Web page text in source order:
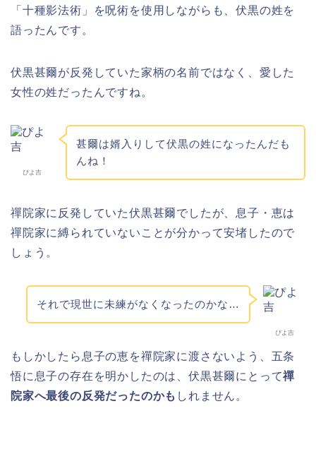
「十種影法術」を呪術を使用しながらも、伏黒の姓を
語ったんです。
伏黒甚爾が反発していた家柄の名前ではなく、愛した
女性の姓だったんですね。
ぴよ吉
甚爾は婿入りして伏黒の姓になったんだも
んね！
禪院家に反発していた伏黒甚爾でしたが、息子・恵は
禪院家に縛られていないことが分かって安堵したので
しょう。
ぴよ吉
それで現世に未練がなくなったのかな…
もしかしたら息子の恵を禪院家に渡さないよう、五条
悟に息子の存在を明かしたのは、伏黒甚爾にとって禪
院家へ最後の反発だったのかも しれません。